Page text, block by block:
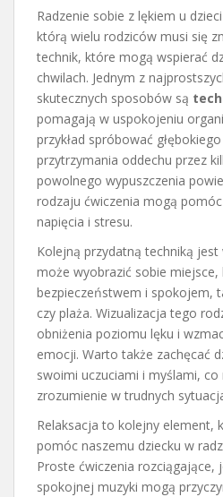
Radzenie sobie z lękiem u
którą wielu rodziców musi się
technik, które mogą wspierać
chwilach. Jednym z
skutecznych sposobów są
pomagają w uspokojeniu
przykład spróbować
przytrzymania oddechu przez
powolnego wypuszczenia
rodzaju ćwiczenia mogą
napięcia i stresu.
Kolejną przydatną techniką jest
może wyobrazić sobie
bezpieczeństwem i spokojem,
czy plaża. Wizualizacja tego
obniżenia poziomu lęku i
emocji. Warto także zachęcać
swoimi uczuciami i myślami, co
zrozumienie w trudnych
Relaksacja to kolejny element,
pomóc naszemu dziecku w
Proste ćwiczenia rozciągające,
spokojnej muzyki mogą